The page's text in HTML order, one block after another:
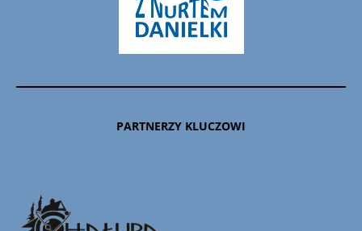
PARTNERZY KLUCZOWI